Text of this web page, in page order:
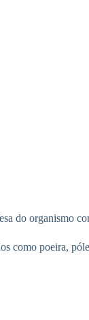
do organismo
como poeira,